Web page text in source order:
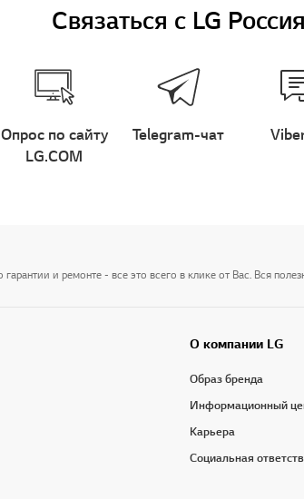
Связаться с LG Россия
Опрос по сайту
LG.COM
Telegram-чат
и ремонте - все это всего в клике от Вас. Вся
О компании LG
Образ бренда
Информационный
Карьера
Социальная